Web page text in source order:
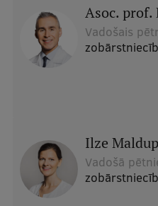
Pētniecības datu
RSU zinātnes portāls
Zinātnes ietekme
Pētniecības
Pētniecības projekti
Zinātnieku brokastis
Asoc.
Vadošais
Ilze
Vadošā